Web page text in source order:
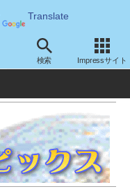
Translate
検索 Impressサイト